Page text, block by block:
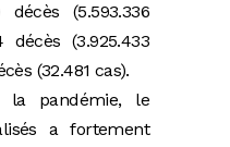
décès (5.593.336
décès (3.925.433
(32.481 cas).
pandémie, le
a fortement